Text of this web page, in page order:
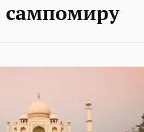
сампомиру